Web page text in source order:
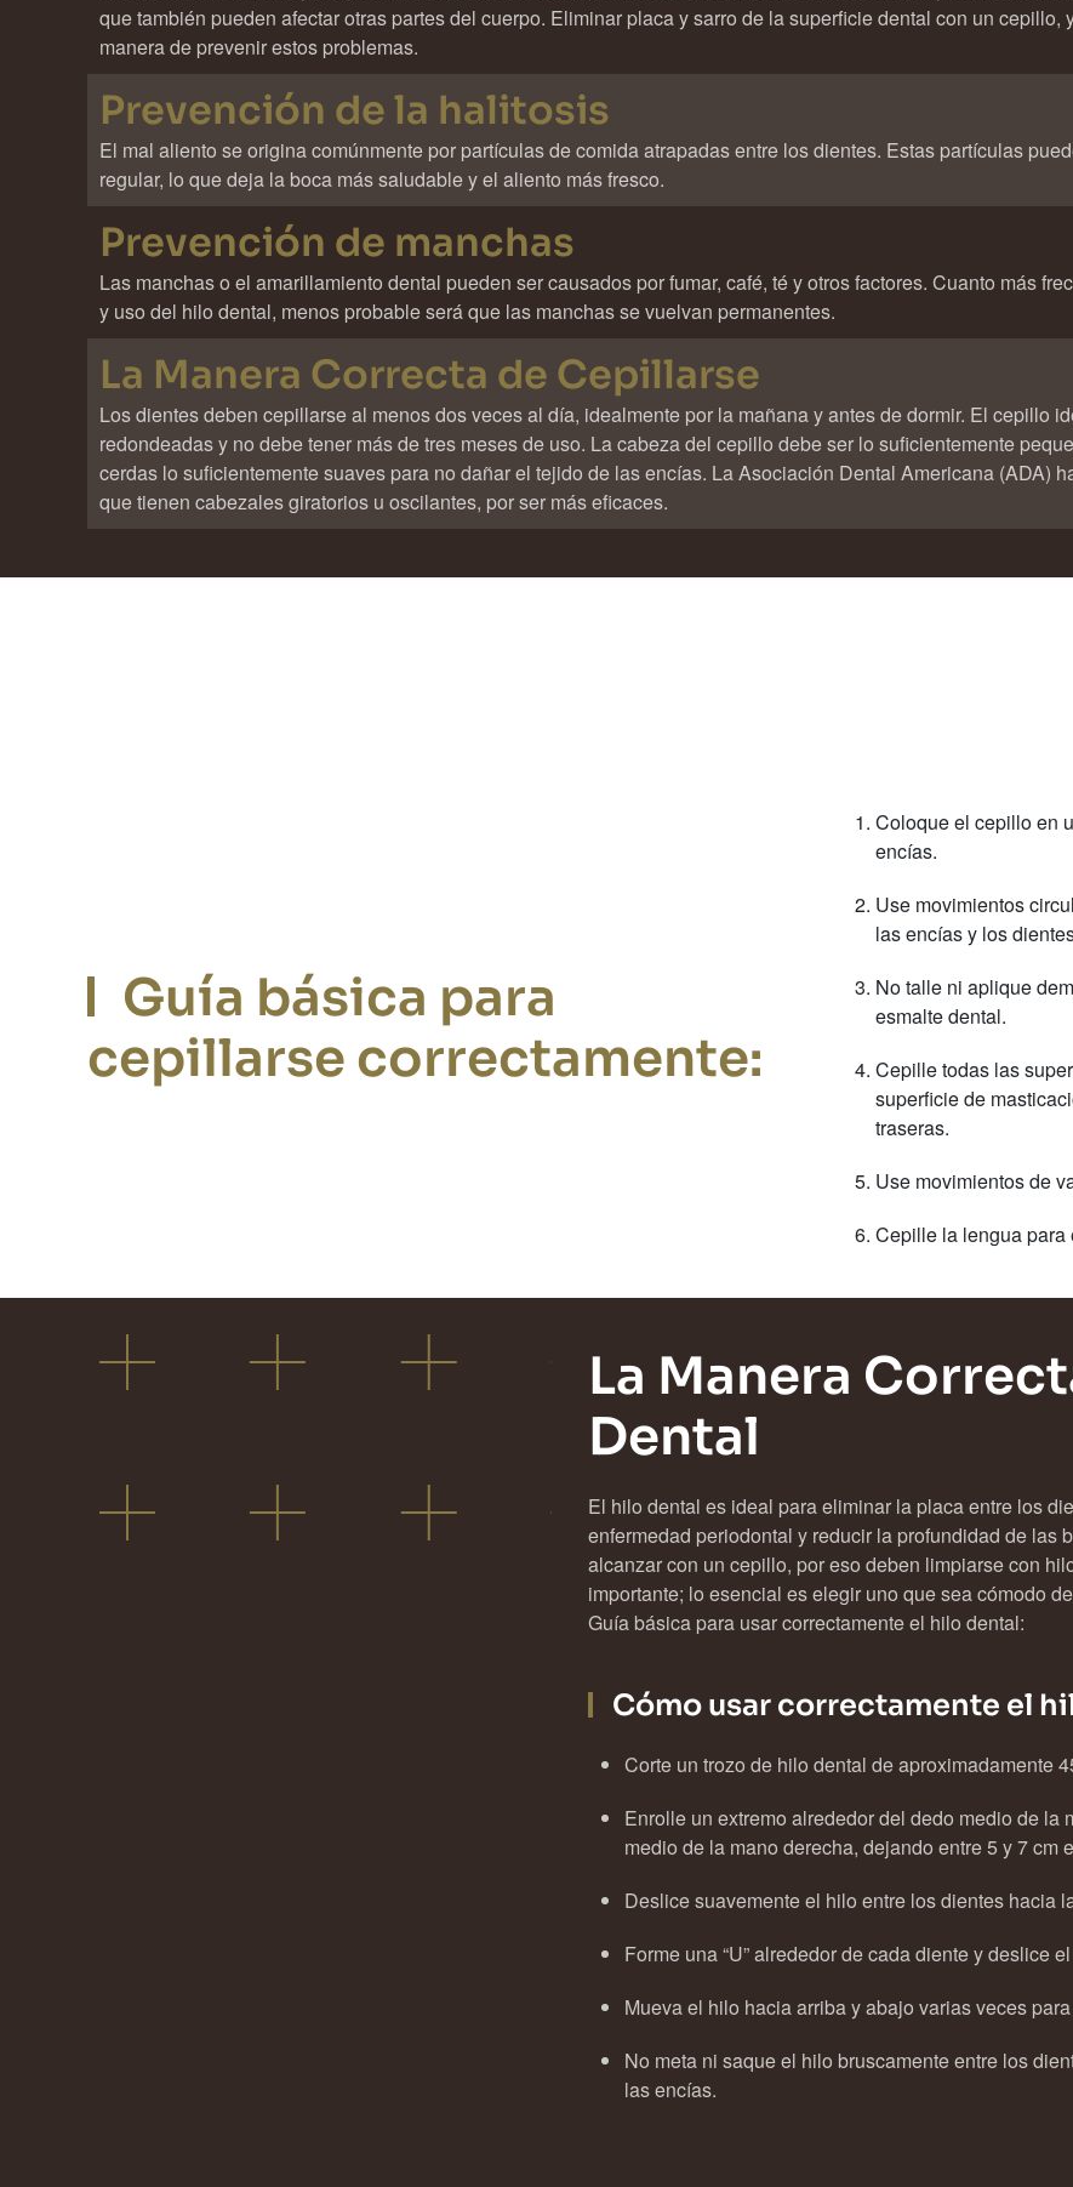
que también pueden afectar otras partes del cuerpo. Eliminar placa y sarro de la superficie dental con un
manera de prevenir estos problemas.
Prevención de la halitosis
El mal aliento se origina comúnmente por partículas de comida atrapadas entre los dientes. Estas partículas
regular, lo que deja la boca más saludable y el aliento más fresco.
Prevención de manchas
Las manchas o el amarillamiento dental pueden ser causados por fumar, café, té y otros factores. Cuanto más
y uso del hilo dental, menos probable será que las manchas se vuelvan permanentes.
La Manera Correcta de Cepillarse
Los dientes deben cepillarse al menos dos veces al día, idealmente por la mañana y antes de dormir. El cepillo
redondeadas y no debe tener más de tres meses de uso. La cabeza del cepillo debe ser lo suficientemente
cerdas lo suficientemente suaves para no dañar el tejido de las encías. La Asociación Dental Americana (ADA)
que tienen cabezales giratorios u oscilantes, por ser más eficaces.
Guía básica para
cepillarse correctamente:
Coloque el cepillo en
encías.
Use movimientos
las encías y los
No talle ni aplique
esmalte dental.
Cepille todas las
superficie de
traseras.
Use movimientos de
Cepille la lengua para
La Manera
Dental
El hilo dental es ideal para eliminar la placa entre los
enfermedad periodontal y reducir la profundidad de las
alcanzar con un cepillo, por eso deben limpiarse con
importante; lo esencial es elegir uno que sea cómodo
Guía básica para usar correctamente el hilo dental:
Cómo usar correctamente el
Corte un trozo de hilo dental de aproximadamente
Enrolle un extremo alrededor del dedo medio de
medio de la mano derecha, dejando entre 5 y 7 cm
Deslice suavemente el hilo entre los dientes hacia
Forme una “U” alrededor de cada diente y deslice
Mueva el hilo hacia arriba y abajo varias veces
No meta ni saque el hilo bruscamente entre los
las encías.